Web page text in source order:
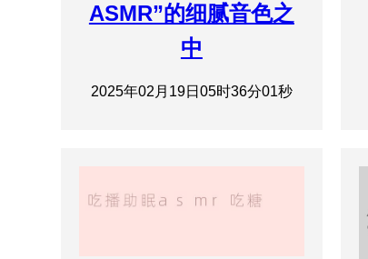
ASMR”的细腻音色之
中
2025年02月19日05时36分01秒